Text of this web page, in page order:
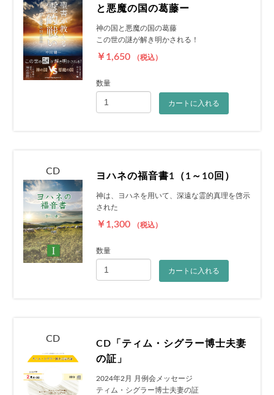
と悪魔の国の葛藤ー
神の国と悪魔の国の葛藤
この世の謎が解き明かされる！
￥1,650 （税込）
数量
カートに入れる
CD ヨハネの福音書1（1～10回）
神は、ヨハネを用いて、深遠な霊的真理を啓示
された
￥1,300 （税込）
数量
カートに入れる
CD
CD「ティム・シグラー博士夫妻
の証」
2024年2月 月例会メッセージ
ティム・シグラー博士夫妻の証